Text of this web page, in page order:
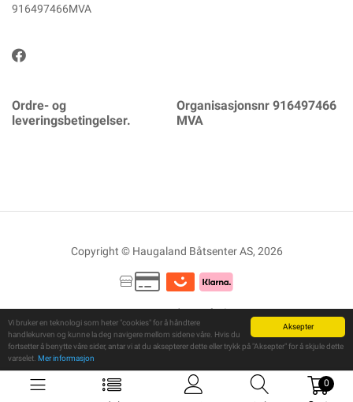
Aksepter
Vi bruker en teknologi som heter "cookies" for å håndtere
handlekurven og kunne la deg navigere mellom sidene våre. Hvis du
fortsetter å benytte våre sider, antar vi at du aksepterer dette eller trykk på "Aksepter" for å skjule dette
varselet. Mer informasjon
0
916497466MVA
Ordre- og
leveringsbetingelser.
Organisasjonsnr 916497466
MVA
Copyright © Haugaland Båtsenter AS, 2026
Powered ByTelaris